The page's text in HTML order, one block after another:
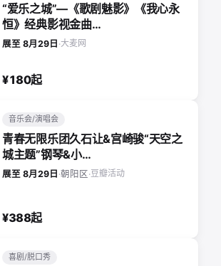
“爱乐之城”—《歌剧魅影》《我心永
恒》经典影视金曲…
展至 8月29日 ·大麦网
¥180起
音乐会/演唱会
青春无限乐团久石让&宫崎骏“天空之
城主题”钢琴&小…
展至 8月29日 ·朝阳区·豆瓣活动
¥388起
喜剧/脱口秀